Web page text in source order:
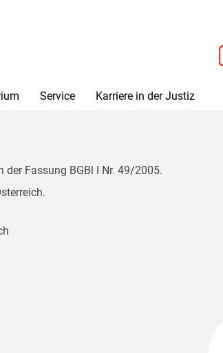
Service Karriere in der Justiz
Fassung BGBl I Nr. 49/2005.